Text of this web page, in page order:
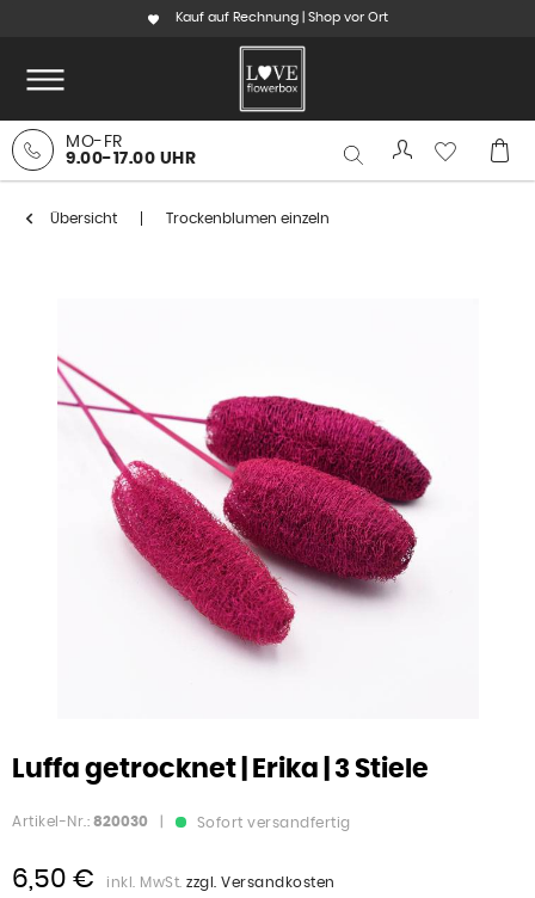
Kauf auf Rechnung | Shop vor Ort
MO-FR
9.00-17.00 UHR
Übersicht Trockenblumen einzeln
Luffa getrocknet | Erika | 3 Stiele
Artikel-Nr.: 820030 Sofort versandfertig
6,50 € inkl. MwSt. zzgl. Versandkosten